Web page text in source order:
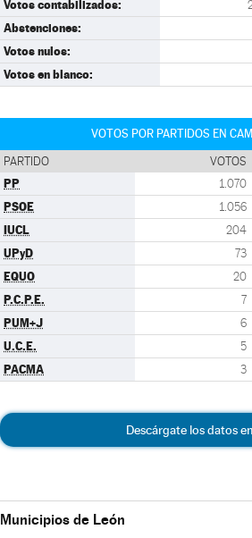
Votos contabilizados:
Abstenciones:
Votos nulos:
Votos en blanco:
VOTOS POR PARTIDOS EN
PARTIDO VOTOS
PP 1.070
PSOE 1.056
IUCL 204
UPyD 73
EQUO 20
P.C.P.E. 7
PUM+J 6
U.C.E. 5
PACMA 3
Descárgate los datos
Municipios de León